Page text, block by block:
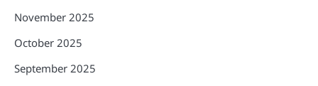
November 2025
October 2025
September 2025